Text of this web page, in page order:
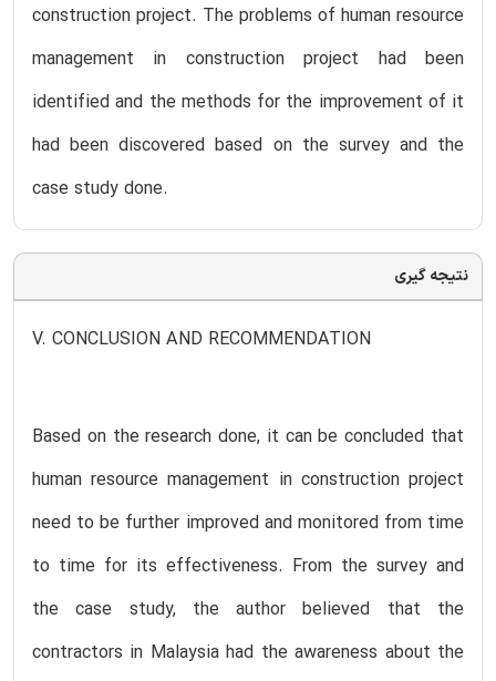
construction project. The problems of human resource
management in construction project had been
identified and the methods for the improvement of it
had been discovered based on the survey and the
case study done.
نتیجه گیری
V. CONCLUSION AND RECOMMENDATION
Based on the research done, it can be concluded that
human resource management in construction project
need to be further improved and monitored from time
to time for its effectiveness. From the survey and
the case study, the author believed that the
contractors in Malaysia had the awareness about the